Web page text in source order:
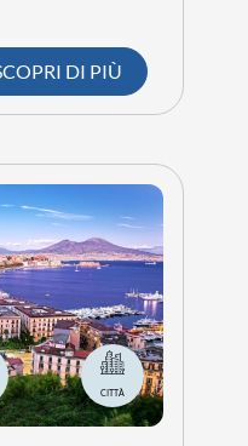
-
- Matera
DI PIÙ